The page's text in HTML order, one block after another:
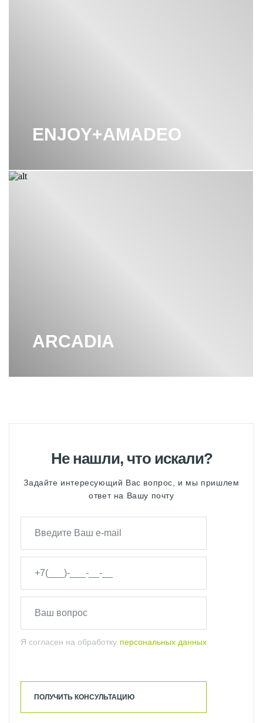
ENJOY+AMADEO
ARCADIA
Не нашли, что искали?
Задайте интересующий Вас вопрос, и мы пришлем
ответ на Вашу почту
Я согласен на обработку персональных данных
ПОЛУЧИТЬ КОНСУЛЬТАЦИЮ